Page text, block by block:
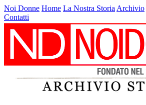
Noi Donne Home La Nostra Storia Archivio
Contatti